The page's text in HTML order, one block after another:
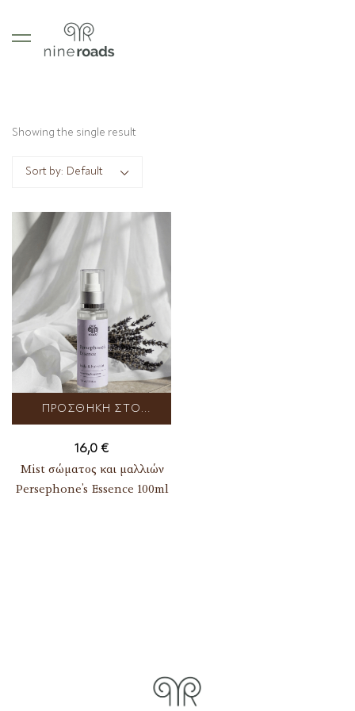
Showing the single result
Sort by: Default
ΠΡΟΣΘΉΚΗ ΣΤΟ
16,0 €
Mist σώματος και μαλλιών
Persephone’s Essence 100ml